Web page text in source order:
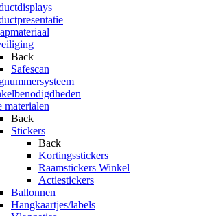
Back
Safescan
materialen
Back
Stickers
Back
Kortingsstickers
Raamstickers Winkel
Actiestickers
Ballonnen
Hangkaartjes/labels